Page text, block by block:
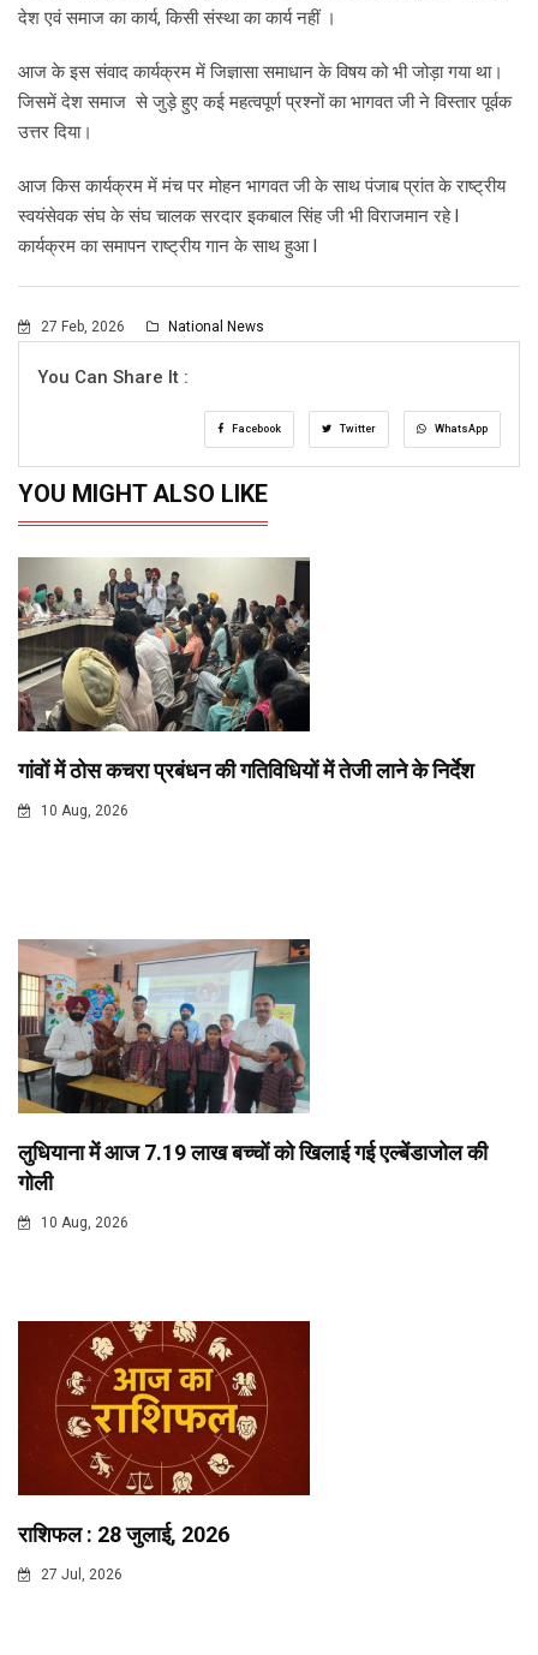
देश एवं समाज का कार्य, किसी संस्था का कार्य नहीं ।
आज के इस संवाद कार्यक्रम में जिज्ञासा समाधान के विषय को भी जोड़ा गया था।
जिसमें देश समाज से जुड़े हुए कई महत्वपूर्ण प्रश्नों का भागवत जी ने विस्तार पूर्वक
उत्तर दिया।
आज किस कार्यक्रम में मंच पर मोहन भागवत जी के साथ पंजाब प्रांत के राष्ट्रीय
स्वयंसेवक संघ के संघ चालक सरदार इकबाल सिंह जी भी विराजमान रहे l
कार्यक्रम का समापन राष्ट्रीय गान के साथ हुआ l
27 Feb, 2026 National News
You Can Share It :
Facebook Twitter WhatsApp
YOU MIGHT ALSO LIKE
गांवों में ठोस कचरा प्रबंधन की गतिविधियों में तेजी लाने के निर्देश
10 Aug, 2026
लुधियाना में आज 7.19 लाख बच्चों को खिलाई गई एल्बेंडाजोल की
गोली
10 Aug, 2026
राशिफल : 28 जुलाई, 2026
27 Jul, 2026